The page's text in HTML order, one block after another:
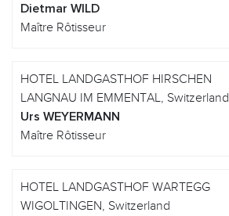
Dietmar WILD
Maître Rôtisseur
HOTEL LANDGASTHOF HIRSCHEN
LANGNAU IM EMMENTAL, Switzerland
Urs WEYERMANN
Maître Rôtisseur
HOTEL LANDGASTHOF WARTEGG
WIGOLTINGEN, Switzerland